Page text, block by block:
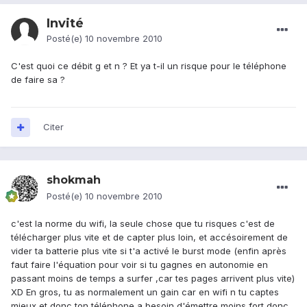
Invité
Posté(e) 10 novembre 2010
C'est quoi ce débit g et n ? Et ya t-il un risque pour le téléphone
de faire sa ?
Citer
shokmah
Posté(e) 10 novembre 2010
c'est la norme du wifi, la seule chose que tu risques c'est de
télécharger plus vite et de capter plus loin, et accésoirement de
vider ta batterie plus vite si t'a activé le burst mode (enfin après
faut faire l'équation pour voir si tu gagnes en autonomie en
passant moins de temps a surfer ,car tes pages arrivent plus vite)
XD En gros, tu as normalement un gain car en wifi n tu captes